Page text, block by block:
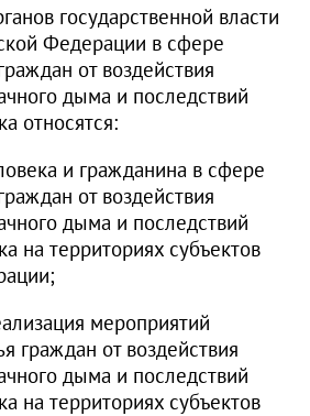
государственной власти
Федерации в сфере
от воздействия
дыма и последствий
относятся:
и гражданина в сфере
от воздействия
дыма и последствий
на территориях субъектов
мероприятий
граждан от воздействия
дыма и последствий
на территориях субъектов